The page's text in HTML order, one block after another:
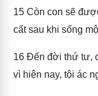
15 Còn con sẽ
cất sau khi sống
16 Đến đời thứ tư,
vì hiện nay, tội ác